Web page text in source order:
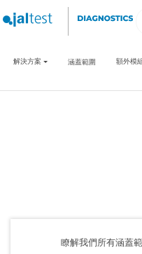
解決方案 涵蓋範圍 額外模
瞭解我們所有涵蓋